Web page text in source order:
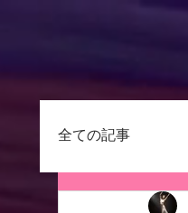
全ての記事